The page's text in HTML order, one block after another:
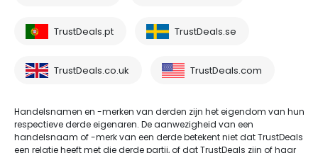
TrustDeals.pt TrustDeals.se
TrustDeals.co.uk TrustDeals.com
Handelsnamen en -merken van derden zijn het eigendom van hun
respectieve derde eigenaren. De aanwezigheid van een
handelsnaam of -merk van een derde betekent niet dat TrustDeals
een relatie heeft met die derde partij, of dat TrustDeals zijn of haar